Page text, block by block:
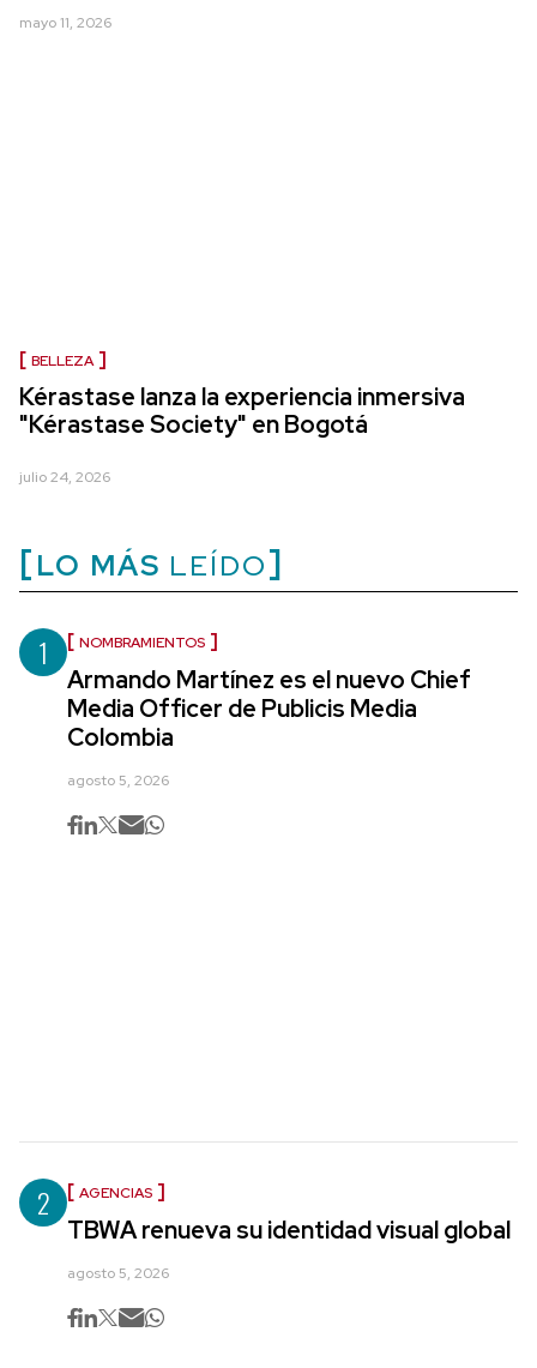
mayo 11, 2026
BELLEZA
Kérastase lanza la experiencia inmersiva
"Kérastase Society" en Bogotá
julio 24, 2026
LO MÁS LEÍDO
1 NOMBRAMIENTOS
Armando Martínez es el nuevo Chief
Media Officer de Publicis Media
Colombia
agosto 5, 2026
2 AGENCIAS
TBWA renueva su identidad visual global
agosto 5, 2026